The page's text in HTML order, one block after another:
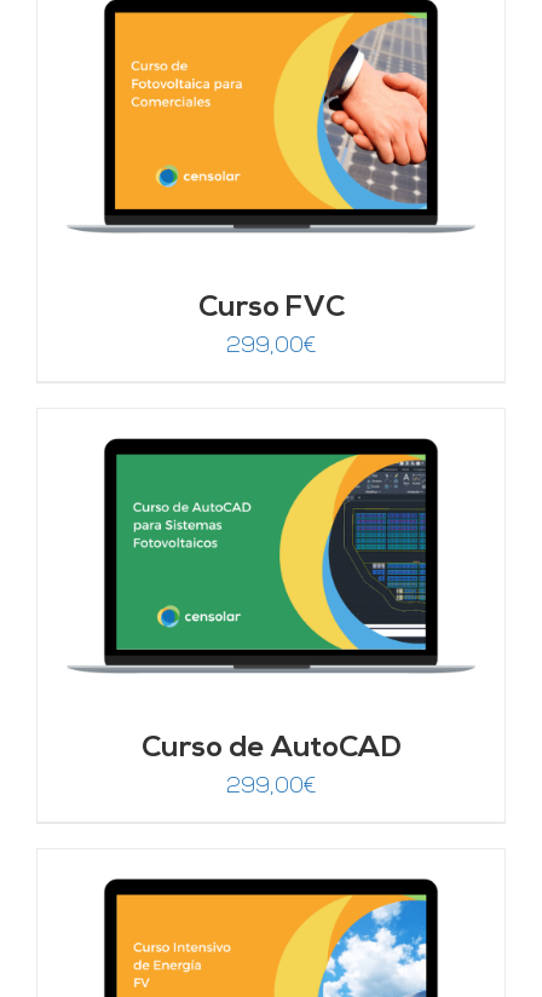
Curso FVC
299,00€
Curso de AutoCAD
299,00€